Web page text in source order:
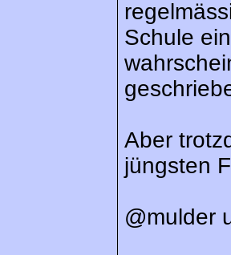
Schule
Aber
jüngsten
@mulder